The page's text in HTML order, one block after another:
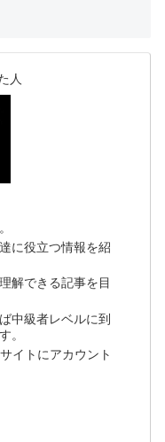
人
に役立つ情報を紹
解できる記事を目
中級者レベルに到
。
イトにアカウント